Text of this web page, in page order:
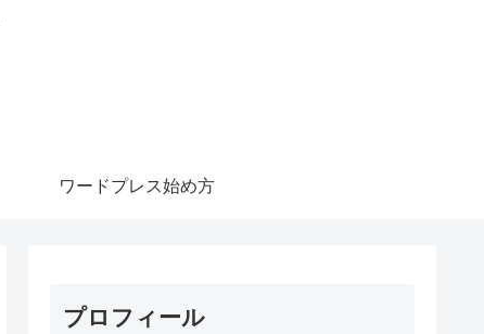
ワードプレス始め方
プロフィール